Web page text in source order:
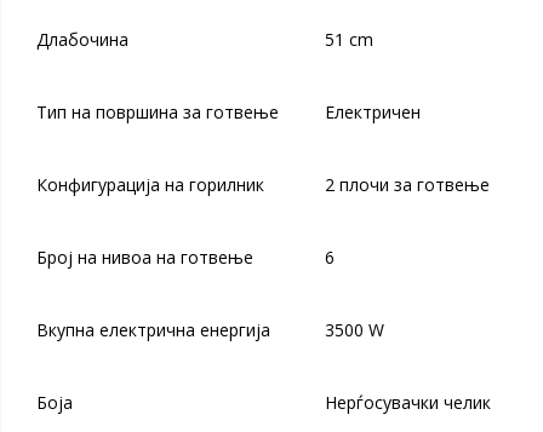
Длабочина 51 cm
Тип на површина за готвење Електричен
Конфигурација на горилник 2 плочи за готвење
Број на нивоа на готвење 6
Вкупна електрична енергија 3500 W
Боја Нерѓосувачки челик